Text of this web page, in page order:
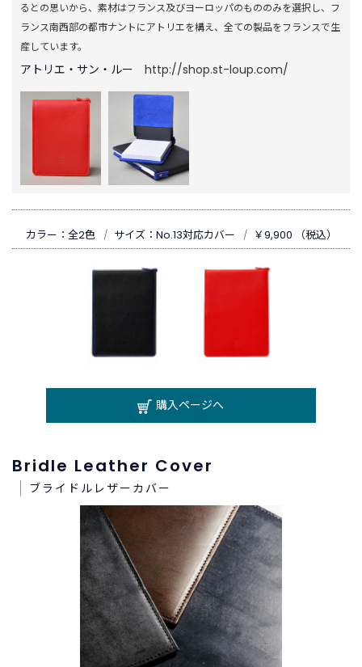
るとの思いから、素材はフランス及びヨーロッパのもののみを選択し、フ
ランス南西部の都市ナントにアトリエを構え、全ての製品をフランスで生
産しています。
アトリエ・サン・ルー http://shop.st-loup.com/
カラー：全2色 ｜ サイズ：No.13対応カバー ｜ ￥9,900 （税込）
購入ページへ
Bridle Leather Cover
ブライドルレザーカバー